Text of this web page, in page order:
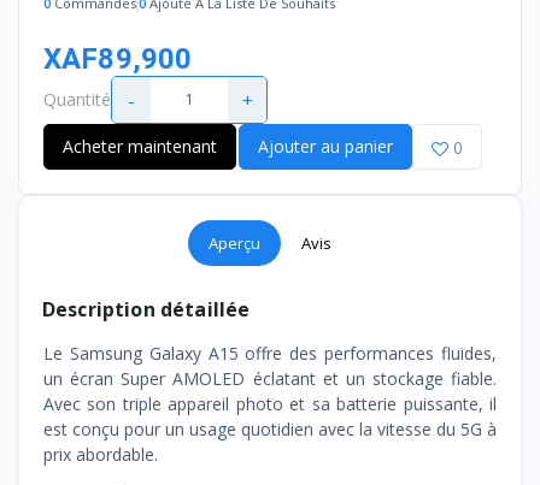
XAF89,900
Quantité - +
Acheter maintenant Ajouter au panier 0
Aperçu Avis
Description détaillée
Le Samsung Galaxy A15 offre des performances fluides,
un écran Super AMOLED éclatant et un stockage fiable.
Avec son triple appareil photo et sa batterie puissante, il
est conçu pour un usage quotidien avec la vitesse du 5G à
prix abordable.